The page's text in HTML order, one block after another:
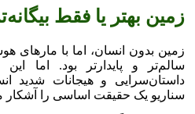
زمین بهتر یا فقط
زمین بدون انسان، اما با مار‌های
سالم‌تر و پایدارتر بود. اما
داستان‌سرایی و هیجانات شدید
سناریو یک حقیقت اساسی را آشکار